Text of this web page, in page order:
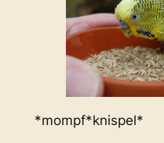
*mompf*knispel*